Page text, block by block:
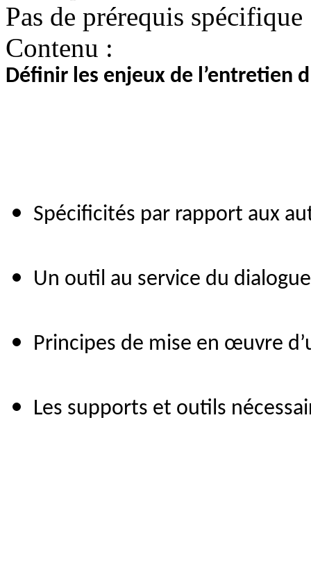
Pas de prérequis spécifique
Contenu :
Définir les enjeux de l’entretien
Spécificités par rapport aux
Un outil au service du
Principes de mise en œuvre
Les supports et outils